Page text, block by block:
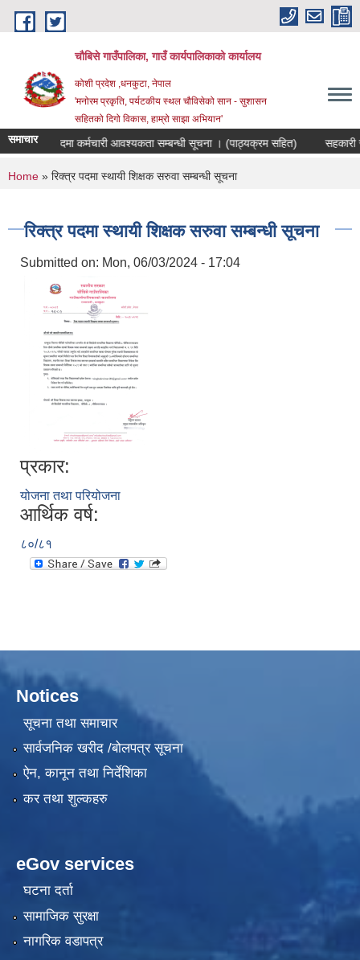
Skip to main content
चौबिसे गाउँपालिका, गाउँ कार्यपालिकाको कार्यालय
कोशी प्रदेश ,धनकुटा, नेपाल
'मनोरम प्रकृति, पर्यटकीय स्थल चौविसेको सान - सुशासन
सहितको दिगो विकास, हाम्रो साझा अभियान'
समाचार
संयोजक पदमा कर्मचारी आवश्यकता सम्बन्धी सूचना । (पाठ्यक्रम सहित) सहकारी
You are here
Home » रिक्त्र पदमा स्थायी शिक्षक सरुवा सम्बन्धी सूचना
रिक्त्र पदमा स्थायी शिक्षक सरुवा सम्बन्धी सूचना
Submitted on: Mon, 06/03/2024 - 17:04
प्रकार:
योजना तथा परियोजना
आर्थिक वर्ष:
८०/८१
Notices
सूचना तथा समाचार
सार्वजनिक खरीद /बोलपत्र सूचना
ऐन, कानून तथा निर्देशिका
कर तथा शुल्कहरु
eGov services
घटना दर्ता
सामाजिक सुरक्षा
नागरिक वडापत्र